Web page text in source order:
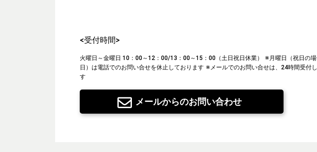
<受付時間>
火曜日～金曜日 10：00～12：00/13：00～15：00（土日祝日休業）
※月曜日（祝日の
日）は電話でのお問い合せを休止しております ※メールでのお問い合せは、24時間受付
す
メールからのお問い合わせ